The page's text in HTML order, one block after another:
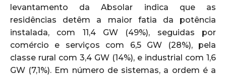
levantamento da Absolar indica que as
residências detêm a maior fatia da potência
instalada, com 11,4 GW (49%), seguidas por
comércio e serviços com 6,5 GW (28%), pela
classe rural com 3,4 GW (14%), e industrial com 1,6
GW (7,1%). Em número de sistemas, a ordem é a